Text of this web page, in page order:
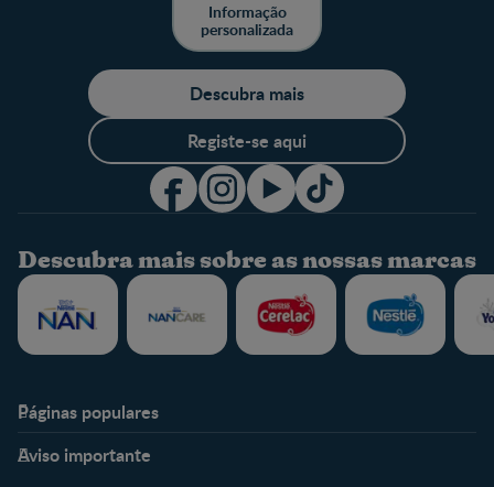
Informação
personalizada
Descubra mais
Registe-se aqui
Descubra mais sobre as nossas marcas
Páginas populares
Sobre Nós
Aviso importante